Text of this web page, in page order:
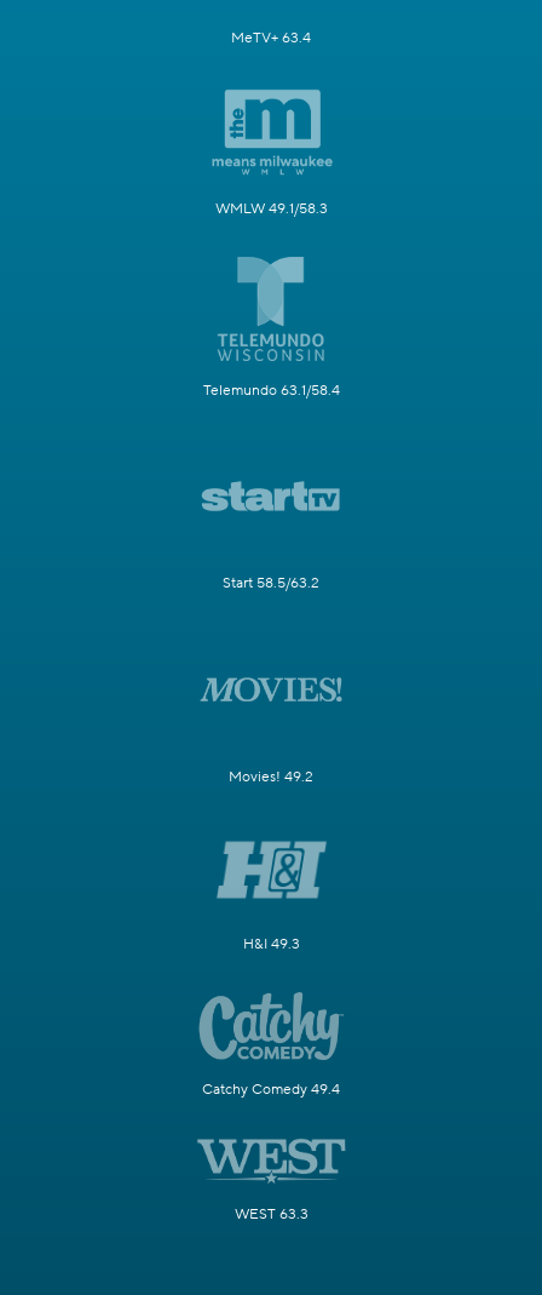
MeTV+ 63.4
WMLW 49.1/58.3
Telemundo 63.1/58.4
Start 58.5/63.2
Movies! 49.2
H&I 49.3
Catchy Comedy 49.4
WEST 63.3